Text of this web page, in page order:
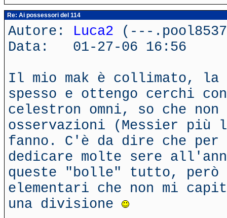
Re: Ai possessori del 114
Autore: Luca2 (---
Data: 01-27-06 16:56
Il mio mak è collimato, la
spesso e ottengo cerchi
celestron omni, so che
osservazioni (Messier
fanno. C'è da dire che per
dedicare molte sere
queste "bolle" tutto,
elementari che non mi
una divisione